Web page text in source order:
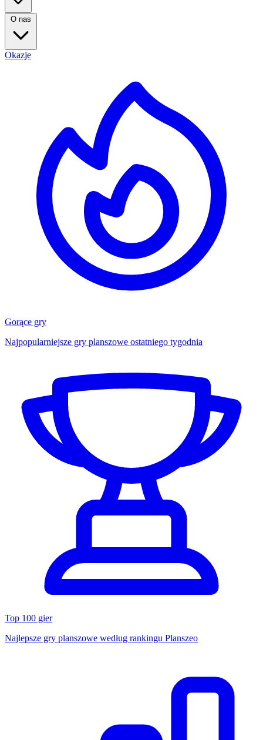
O nas
Okazje
Gorące gry
Najpopularniejsze gry planszowe ostatniego tygodnia
Top 100 gier
Najlepsze gry planszowe według rankingu Planszeo